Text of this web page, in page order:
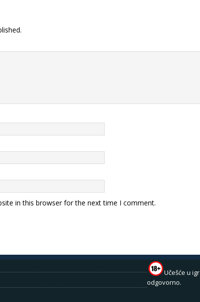
in this browser for the next time I comment.
Učešće u
odgovorno.